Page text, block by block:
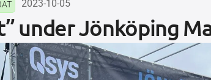
2023-10-05
under Jönköping